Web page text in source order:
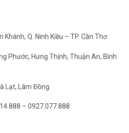
Khánh, Q. Ninh Kiều – TP. Cần Thơ
Phước, Hưng Thịnh, Thuận An, Bình
Lạt, Lâm Đồng
– 0927.077.888